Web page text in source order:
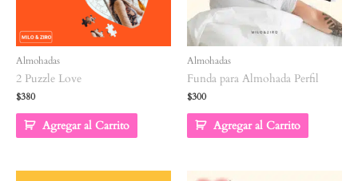
Almohadas
2 Puzzle Love
$380
Agregar al Carrito
Almohadas
Funda para Almohada Perfil
$300
Agregar al Carrito